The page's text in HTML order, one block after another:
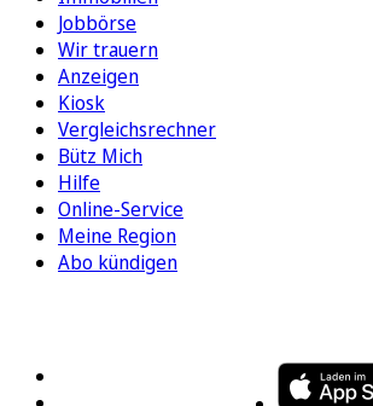
Jobbörse
Wir trauern
Anzeigen
Kiosk
Vergleichsrechner
Bütz Mich
Hilfe
Online-Service
Meine Region
Abo kündigen